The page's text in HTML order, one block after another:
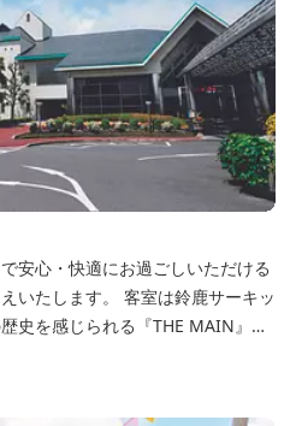
安心・快適にお過ごしいただける
いたします。 客室は鈴鹿サーキッ
史を感じられる『THE MAIN』を
キッズ・ベビーにやさしいこだわ
ルーム」「コチラファミリールー
をご用意しています。 また、お子